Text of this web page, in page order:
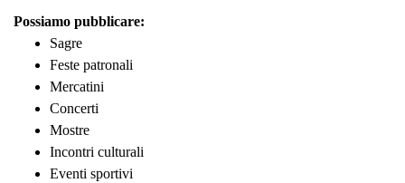
Possiamo pubblicare:
Sagre
Feste patronali
Mercatini
Concerti
Mostre
Incontri culturali
Eventi sportivi